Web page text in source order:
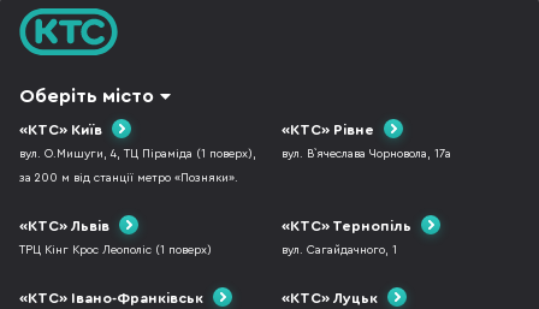
Оберіть місто
«КТС» Київ
вул. О.Мишуги, 4, ТЦ Піраміда (1 поверх),
за 200 м від станції метро «Позняки».
«КТС» Рівне
вул. В`ячеслава Чорновола, 17а
«КТС» Львів
ТРЦ Кінг Крос Леополіс (1 поверх)
«КТС» Тернопіль
вул. Сагайдачного, 1
«КТС» Івано-Франківськ «КТС» Луцьк